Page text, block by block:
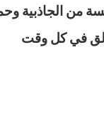
من الجاذبية
في كل وقت